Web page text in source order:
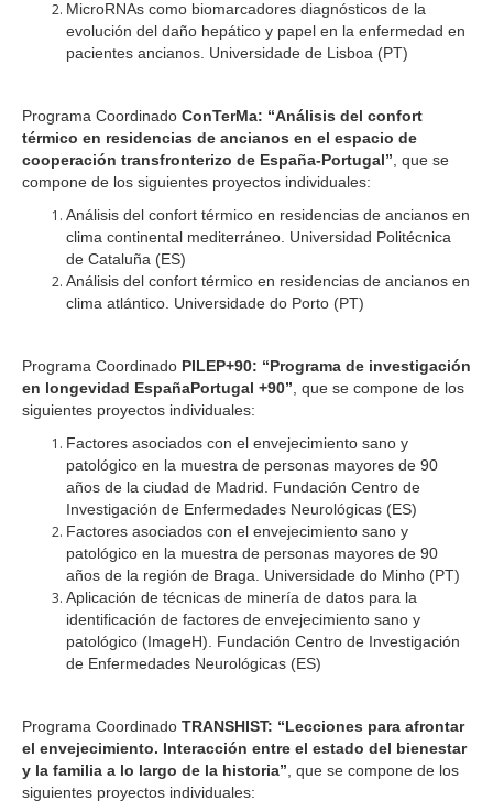
MicroRNAs como biomarcadores diagnósticos de la
evolución del daño hepático y papel en la enfermedad en
pacientes ancianos. Universidade de Lisboa (PT)
Programa Coordinado ConTerMa: “Análisis del confort
térmico en residencias de ancianos en el espacio de
cooperación transfronterizo de España-Portugal” , que se
compone de los siguientes proyectos individuales:
Análisis del confort térmico en residencias de ancianos en
clima continental mediterráneo. Universidad Politécnica
de Cataluña (ES)
Análisis del confort térmico en residencias de ancianos en
clima atlántico. Universidade do Porto (PT)
Programa Coordinado PILEP+90: “Programa de investigación
en longevidad EspañaPortugal +90” , que se compone de los
siguientes proyectos individuales:
Factores asociados con el envejecimiento sano y
patológico en la muestra de personas mayores de 90
años de la ciudad de Madrid. Fundación Centro de
Investigación de Enfermedades Neurológicas (ES)
Factores asociados con el envejecimiento sano y
patológico en la muestra de personas mayores de 90
años de la región de Braga. Universidade do Minho (PT)
Aplicación de técnicas de minería de datos para la
identificación de factores de envejecimiento sano y
patológico (ImageH). Fundación Centro de Investigación
de Enfermedades Neurológicas (ES)
Programa Coordinado TRANSHIST: “Lecciones para afrontar
el envejecimiento. Interacción entre el estado del bienestar
y la familia a lo largo de la historia” , que se compone de los
siguientes proyectos individuales: